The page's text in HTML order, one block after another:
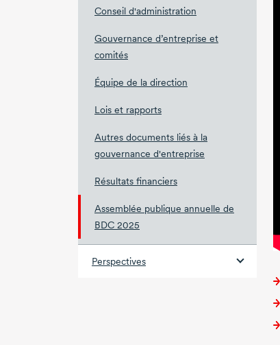
Conseil d'administration
Gouvernance d’entreprise et
comités
Équipe de la direction
Lois et rapports
Autres documents liés à la
gouvernance d'entreprise
Résultats financiers
Assemblée publique annuelle de
BDC 2025
Perspectives